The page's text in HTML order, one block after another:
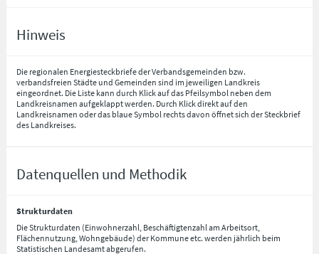
Hinweis
Die regionalen Energiesteckbriefe der Verbandsgemeinden bzw.
verbandsfreien Städte und Gemeinden sind im jeweiligen Landkreis
eingeordnet. Die Liste kann durch Klick auf das Pfeilsymbol neben dem
Landkreisnamen aufgeklappt werden. Durch Klick direkt auf den
Landkreisnamen oder das blaue Symbol rechts davon öffnet sich der Steckbrief
des Landkreises.
Datenquellen und Methodik
Strukturdaten
Die Strukturdaten (Einwohnerzahl, Beschäftigtenzahl am Arbeitsort,
Flächennutzung, Wohngebäude) der Kommune etc. werden jährlich beim
Statistischen Landesamt abgerufen.